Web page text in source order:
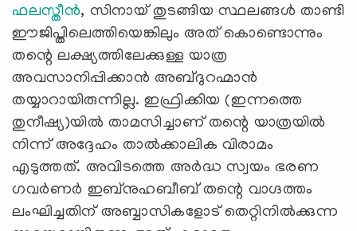
ഫലസ്തീൻ, സിനായ് തുടങ്ങിയ സ്ഥലങ്ങൾ താണ്ടി
ഈജിപ്തിലെത്തിയെങ്കിലും അത് കൊണ്ടൊന്നും
തന്റെ ലക്ഷ്യത്തിലേക്കുള്ള യാത്ര
അവസാനിപ്പിക്കാൻ അബ്ദുറഹ്മാൻ
തയ്യാറായിരുന്നില്ല. ഇഫ്രിക്കിയ (ഇന്നത്തെ
തുനീഷ്യ)യിൽ താമസിച്ചാണ് തന്റെ യാത്രയിൽ
നിന്ന് അദ്ദേഹം താൽക്കാലിക വിരാമം
എടുത്തത്. അവിടത്തെ അർദ്ധ സ്വയം ഭരണ
ഗവർണർ ഇബ്നുഹബീബ് തന്റെ വാഗ്ദത്തം
ലംഘിച്ചതിന് അബ്ബാസികളോട് തെറ്റിനിൽക്കുന്ന